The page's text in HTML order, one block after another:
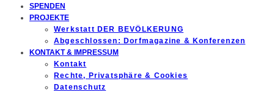
SPENDEN
PROJEKTE
Werkstatt DER BEVÖLKERUNG
Abgeschlossen: Dorfmagazine & Konferenzen
KONTAKT & IMPRESSUM
Kontakt
Rechte, Privatsphäre & Cookies
Datenschutz